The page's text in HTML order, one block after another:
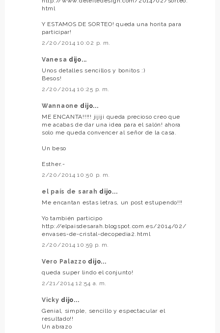
html
Y ESTAMOS DE SORTEO! queda una horita para
participar!
2/20/2014 10:02 p. m.
Vanesa dijo...
Unos detalles sencillos y bonitos :)
Besos!
2/20/2014 10:25 p. m.
Wannaone dijo...
ME ENCANTA!!!!! jijiji queda precioso creo que
me acabas de dar una idea para el salón! ahora
solo me queda convencer al señor de la casa.
Un beso
Esther.-
2/20/2014 10:50 p. m.
el país de sarah dijo...
Me encantan estas letras, un post estupendo!!!
Yo también participo
http://elpaisdesarah.blogspot.com.es/2014/02/
envases-de-cristal-decopedia2.html
2/20/2014 10:59 p. m.
Vero Palazzo dijo...
queda super lindo el conjunto!
2/21/2014 12:54 a. m.
Vicky dijo...
Genial, simple, sencillo y espectacular el
resultado!!
Un abrazo